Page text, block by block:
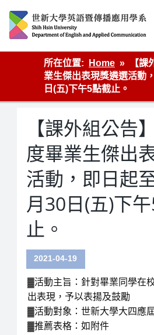
content
英語傳播
所在位置:
Home
【
業生傑出表現獎遴選活動
日(五)下午5點截止。
【課外組公告
度畢業生傑出
活動，即日起
月30日(五)下
止。
2021-04-19
▓活動主旨：針對畢業同學在
出表現，予以表揚及鼓勵
▓活動對象：世新大學大四應
▓推薦表格：如附件